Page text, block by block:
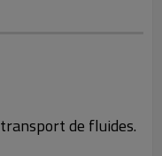
transport de fluides.